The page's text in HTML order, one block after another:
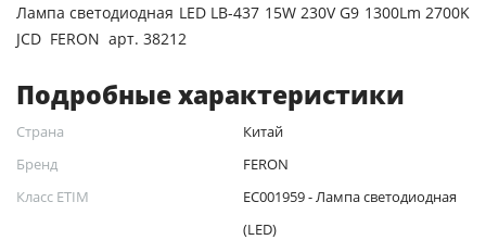
Лампа светодиодная LED LB-437 15W 230V G9 1300Lm 2700K
JCD FERON арт. 38212
Подробные характеристики
Страна
Китай
Бренд
FERON
Класс ETIM
EC001959 - Лампа светодиодная
(LED)